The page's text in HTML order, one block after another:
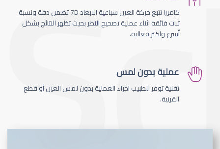
كاميرا تتبع حركة العين سباعية الابعاد 7D تضمن دقة ونسبة
ثبات فائقة اثناء عملية تصحيح النظر بحيث تظهر النتائج بشكل
أسرع واكثر فعالية.
عملية بدون لمس
تقنية توفر للطبيب اجراء العملية بدون لمس العين أو قطع
القرنية.